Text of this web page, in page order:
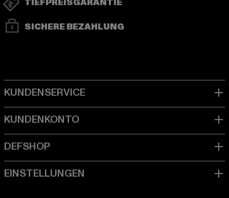
TIEFPREISGARANTIE
SICHERE BEZAHLUNG